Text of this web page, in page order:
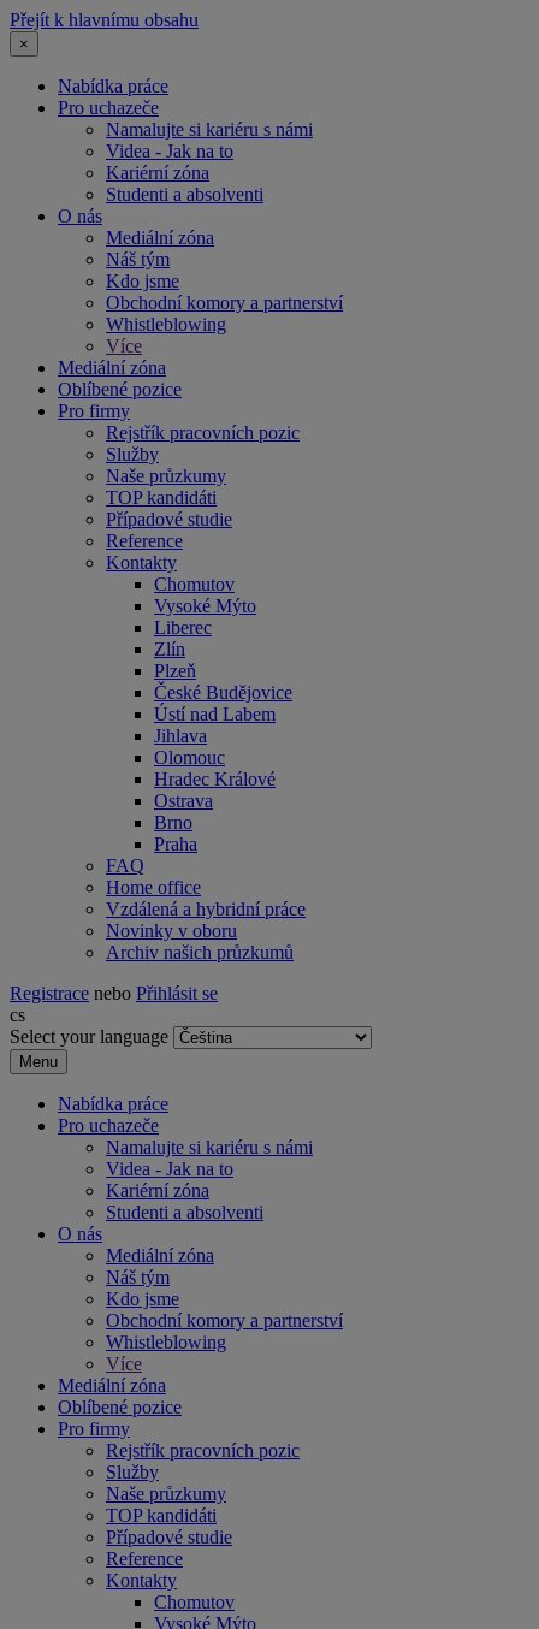
Přejít k hlavnímu obsahu
×
Nabídka práce
Pro uchazeče
Namalujte si kariéru s námi
Videa - Jak na to
Kariérní zóna
Studenti a absolventi
O nás
Mediální zóna
Náš tým
Kdo jsme
Obchodní komory a partnerství
Whistleblowing
Více
Mediální zóna
Oblíbené pozice
Pro firmy
Rejstřík pracovních pozic
Služby
Naše průzkumy
TOP kandidáti
Případové studie
Reference
Kontakty
Chomutov
Vysoké Mýto
Liberec
Zlín
Plzeň
České Budějovice
Ústí nad Labem
Jihlava
Olomouc
Hradec Králové
Ostrava
Brno
Praha
FAQ
Home office
Vzdálená a hybridní práce
Novinky v oboru
Archiv našich průzkumů
Registrace nebo Přihlásit se
cs
Select your language
Menu
Nabídka práce
Pro uchazeče
Namalujte si kariéru s námi
Videa - Jak na to
Kariérní zóna
Studenti a absolventi
O nás
Mediální zóna
Náš tým
Kdo jsme
Obchodní komory a partnerství
Whistleblowing
Více
Mediální zóna
Oblíbené pozice
Pro firmy
Rejstřík pracovních pozic
Služby
Naše průzkumy
TOP kandidáti
Případové studie
Reference
Kontakty
Chomutov
Vysoké Mýto